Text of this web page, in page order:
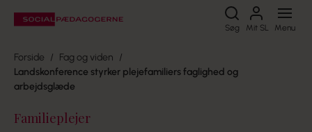
Søg Mit SL Menu
Søg
Forside
Fag og viden
Landskonference styrker plejefamiliers faglighed og
arbejdsglæde
Familieplejer